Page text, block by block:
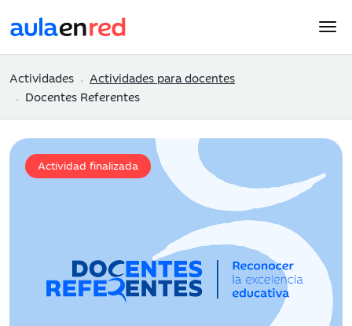
Actividades
Actividades para docentes
Docentes Referentes
Actividad finalizada